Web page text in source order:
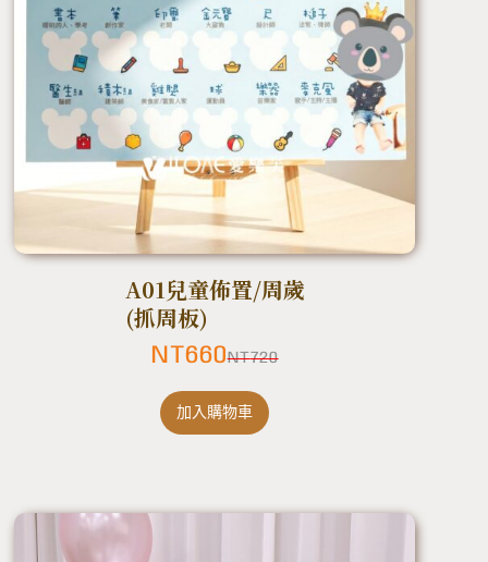
A01兒童佈置/周歲
(抓周板)
NT720
NT 660
加入購物車